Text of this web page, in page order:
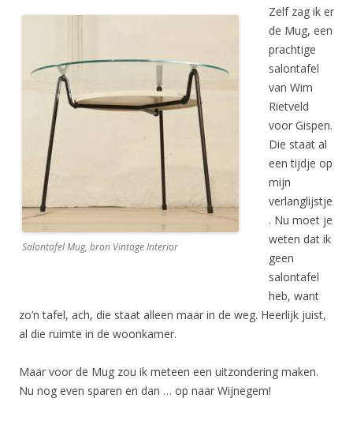
Salontafel Mug, bron Vintage Interior
Zelf zag ik er
de Mug, een
prachtige
salontafel
van Wim
Rietveld
voor Gispen.
Die staat al
een tijdje op
mijn
verlanglijstje
. Nu moet je
weten dat ik
geen
salontafel
heb, want
zo’n tafel, ach, die staat alleen maar in de weg. Heerlijk juist,
al die ruimte in de woonkamer.
Maar voor de Mug zou ik meteen een uitzondering maken.
Nu nog even sparen en dan … op naar Wijnegem!